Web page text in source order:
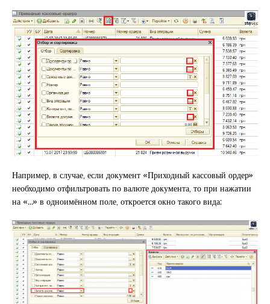
Например, в случае, если документ «Приходный кассовый ордер»
необходимо отфильтровать по валюте документа, то при нажатии
на «…» в одноимённом поле, откроется окно такого вида: